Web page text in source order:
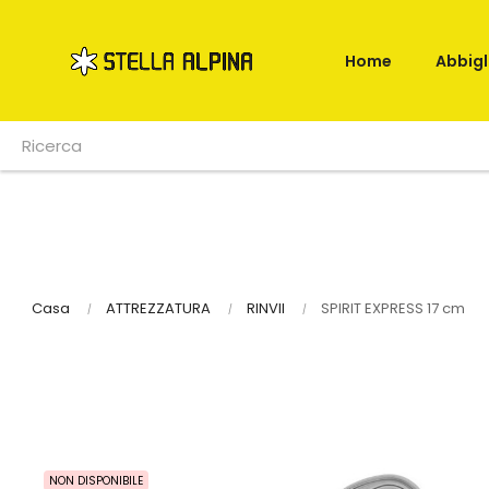
Home
Casa ATTREZZATURA RINVII SPIRIT EXPRESS 17 cm
NON DISPONIBILE